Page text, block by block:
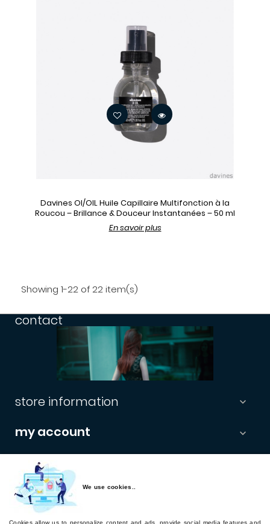
We use cookies..
Cookies allow us to personalize content and ads, provide social media features and
Davines OI/OIL Huile Capillaire Multifonction à la
Roucou – Brillance & Douceur Instantanées – 50 ml
En savoir plus
Showing 1-22 of 22 item(s)
contact
store information 
my account 
informations
newsletter